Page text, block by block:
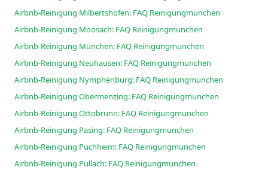
Airbnb-Reinigung Milbertshofen: FAQ Reinigungmunchen
Airbnb-Reinigung Moosach: FAQ Reinigungmunchen
Airbnb-Reinigung München: FAQ Reinigungmunchen
Airbnb-Reinigung Neuhausen: FAQ Reinigungmunchen
Airbnb-Reinigung Nymphenburg: FAQ Reinigungmunchen
Airbnb-Reinigung Obermenzing: FAQ Reinigungmunchen
Airbnb-Reinigung Ottobrunn: FAQ Reinigungmunchen
Airbnb-Reinigung Pasing: FAQ Reinigungmunchen
Airbnb-Reinigung Puchheim: FAQ Reinigungmunchen
Airbnb-Reinigung Pullach: FAQ Reinigungmunchen